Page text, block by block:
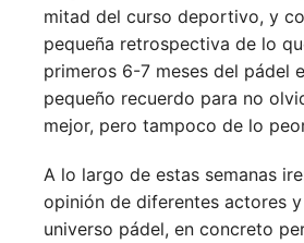
mitad del curso deportivo, y
pequeña retrospectiva de lo
primeros 6-7 meses del pádel
pequeño recuerdo para no
mejor, pero tampoco de lo
A lo largo de estas semanas
opinión de diferentes actores
universo pádel, en concreto